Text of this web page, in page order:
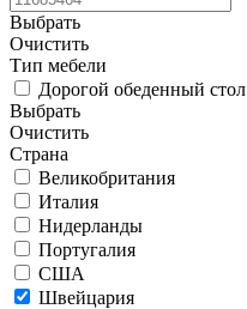
Выбрать
Очистить
Тип мебели
Дорогой обеденный стол
Выбрать
Очистить
Страна
Великобритания
Италия
Нидерланды
Португалия
США
Швейцария